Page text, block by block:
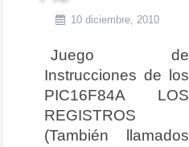
10 diciembre, 2010
Juego de
Instrucciones de los
PIC16F84A LOS
REGISTROS
(También llamados